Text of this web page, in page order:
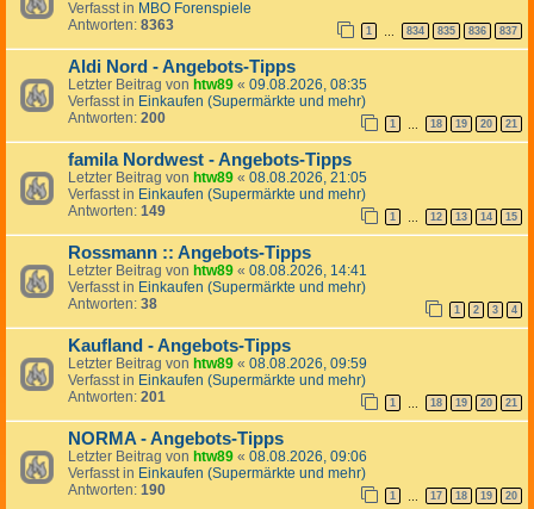
Verfasst in MBO Forenspiele
Antworten: 8363 1 … 834 835 836 837
Aldi Nord - Angebots-Tipps
Letzter Beitrag von htw89 « 09.08.2026, 08:35
Verfasst in Einkaufen (Supermärkte und mehr)
Antworten: 200 1 … 18 19 20 21
famila Nordwest - Angebots-Tipps
Letzter Beitrag von htw89 « 08.08.2026, 21:05
Verfasst in Einkaufen (Supermärkte und mehr)
Antworten: 149 1 … 12 13 14 15
Rossmann :: Angebots-Tipps
Letzter Beitrag von htw89 « 08.08.2026, 14:41
Verfasst in Einkaufen (Supermärkte und mehr)
Antworten: 38 1 2 3 4
Kaufland - Angebots-Tipps
Letzter Beitrag von htw89 « 08.08.2026, 09:59
Verfasst in Einkaufen (Supermärkte und mehr)
Antworten: 201 1 … 18 19 20 21
NORMA - Angebots-Tipps
Letzter Beitrag von htw89 « 08.08.2026, 09:06
Verfasst in Einkaufen (Supermärkte und mehr)
Antworten: 190 1 … 17 18 19 20